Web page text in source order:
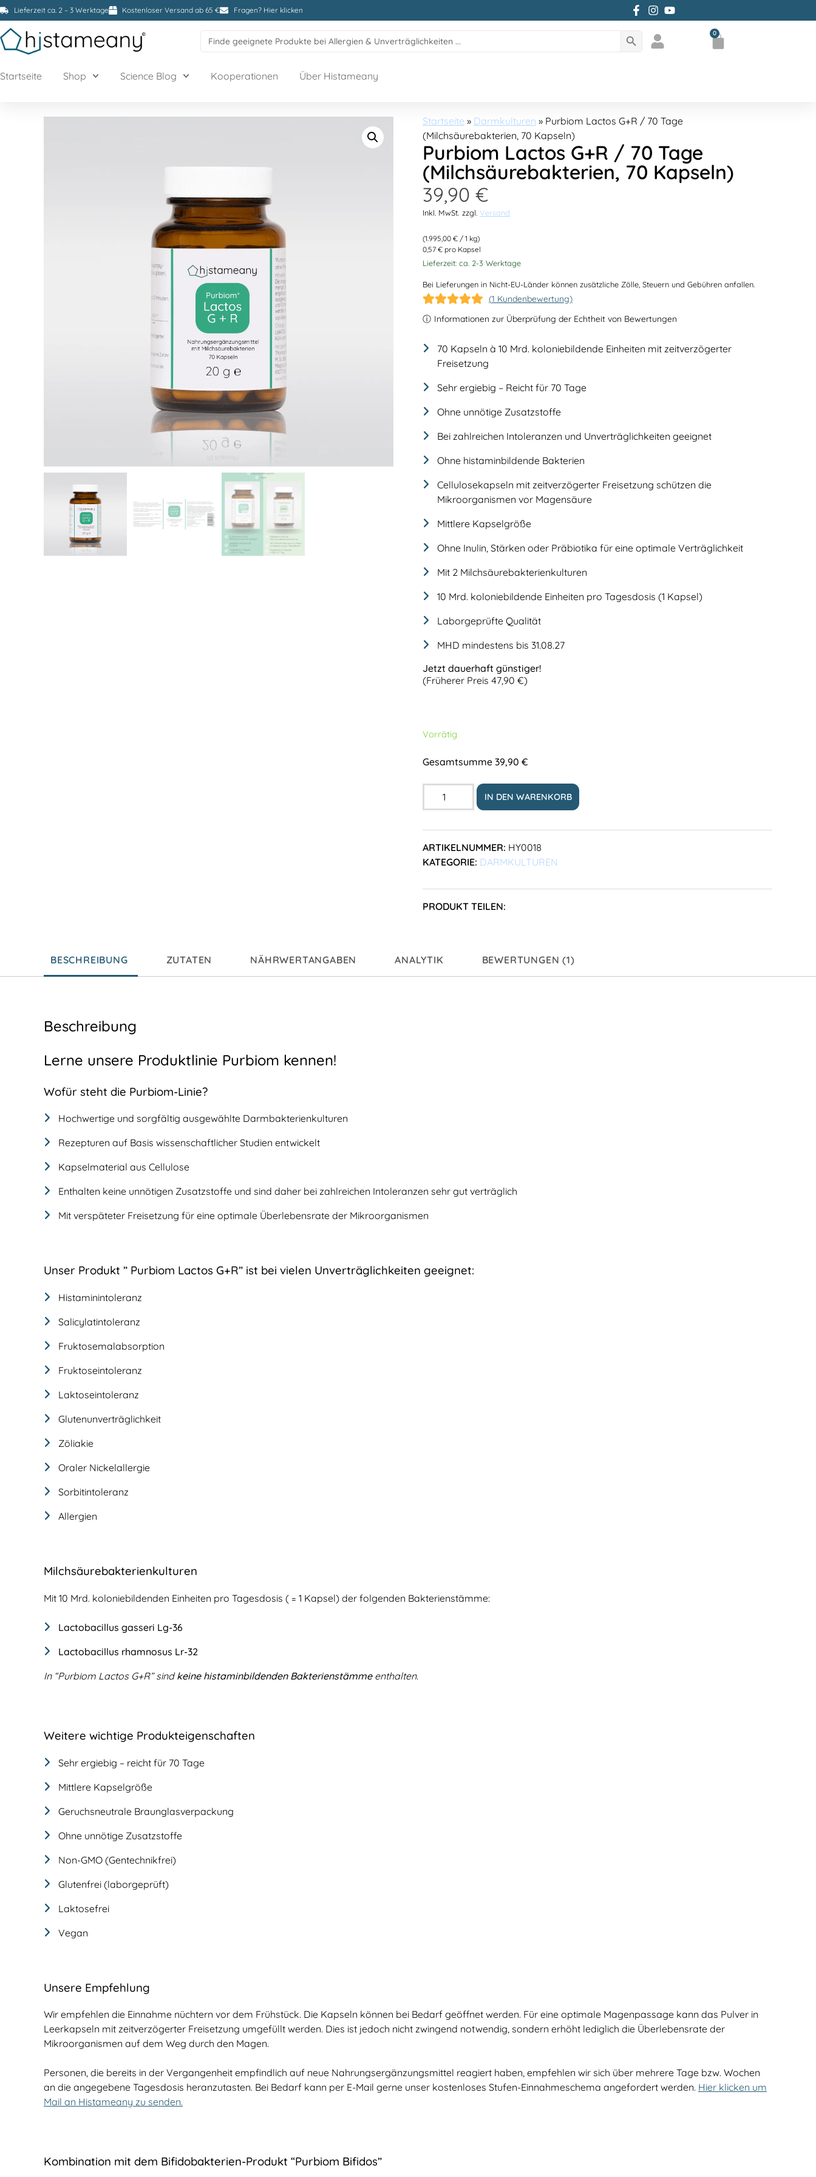
Lieferzeit ca. 2 – 3 Werktage Kostenloser Versand ab 65 € Fragen? Hier klicken
Zum facebbok Account von Histameany
Zum Instagram Account von
Zum YouTube Account von
for:
Mein Konto
0
Startseite Shop Science Blog Kooperationen Über Histameany
Startseite » Darmkulturen » Purbiom Lactos G+R / 70 Tage
(Milchsäurebakterien, 70 Kapseln)
Purbiom Lactos G+R / 70 Tage
(Milchsäurebakterien, 70 Kapseln)
39,90 €
Inkl. MwSt. zzgl. Versand
(1.995,00 € / 1 kg)
0,57 € pro Kapsel
Lieferzeit: ca. 2-3 Werktage
Bei Lieferungen in Nicht-EU-Länder können zusätzliche Zölle, Steuern und Gebühren anfallen.
Bewertet mit
5.00 von 5,
1
Kundenbewertung
ⓘ Informationen zur Überprüfung der Echtheit von Bewertungen
(1 Kundenbewertung)
70 Kapseln à 10 Mrd. koloniebildende Einheiten mit zeitverzögerter
Freisetzung
Sehr ergiebig – Reicht für 70 Tage
Ohne unnötige Zusatzstoffe
Bei zahlreichen Intoleranzen und Unverträglichkeiten geeignet
Ohne histaminbildende Bakterien
Cellulosekapseln mit zeitverzögerter Freisetzung schützen die
Mikroorganismen vor Magensäure
Mittlere Kapselgröße
Ohne Inulin, Stärken oder Präbiotika für eine optimale Verträglichkeit
Mit 2 Milchsäurebakterienkulturen
10 Mrd. koloniebildende Einheiten pro Tagesdosis (1 Kapsel)
Laborgeprüfte Qualität
MHD mindestens bis 31.08.27
Jetzt dauerhaft günstiger!
(Früherer Preis 47,90 €)
Vorrätig
Gesamtsumme 39,90 €
IN DEN WARENKORB
ARTIKELNUMMER: HY0018
KATEGORIE: DARMKULTUREN
PRODUKT TEILEN:
BESCHREIBUNG ZUTATEN NÄHRWERTANGABEN ANALYTIK BEWERTUNGEN (1)
Beschreibung
Lerne unsere Produktlinie Purbiom kennen!
Wofür steht die Purbiom-Linie?
Hochwertige und sorgfältig ausgewählte Darmbakterienkulturen
Rezepturen auf Basis wissenschaftlicher Studien entwickelt
Kapselmaterial aus Cellulose
Enthalten keine unnötigen Zusatzstoffe und sind daher bei zahlreichen Intoleranzen sehr gut verträglich
Mit verspäteter Freisetzung für eine optimale Überlebensrate der Mikroorganismen
Unser Produkt ” Purbiom Lactos G+R” ist bei vielen Unverträglichkeiten geeignet:
Histaminintoleranz
Salicylatintoleranz
Fruktosemalabsorption
Fruktoseintoleranz
Laktoseintoleranz
Glutenunverträglichkeit
Zöliakie
Oraler Nickelallergie
Sorbitintoleranz
Allergien
Milchsäurebakterienkulturen
Mit 10 Mrd. koloniebildenden Einheiten pro Tagesdosis ( = 1 Kapsel) der folgenden Bakterienstämme:
Lactobacillus gasseri Lg-36
Lactobacillus rhamnosus Lr-32
In “Purbiom Lactos G+R” sindkeine histaminbildenden Bakterienstämmeenthalten.
Weitere wichtige Produkteigenschaften
Sehr ergiebig – reicht für 70 Tage
Mittlere Kapselgröße
Geruchsneutrale Braunglasverpackung
Ohne unnötige Zusatzstoffe
Non-GMO (Gentechnikfrei)
Glutenfrei (laborgeprüft)
Laktosefrei
Vegan
Unsere Empfehlung
Wir empfehlen die Einnahme nüchtern vor dem Frühstück. Die Kapseln können bei Bedarf geöffnet werden. Für eine optimale Magenpassage kann das Pulver in
Leerkapseln mit zeitverzögerter Freisetzung umgefüllt werden. Dies ist jedoch nicht zwingend notwendig, sondern erhöht lediglich die Überlebensrate der
Mikroorganismen auf dem Weg durch den Magen.
Personen, die bereits in der Vergangenheit empfindlich auf neue Nahrungsergänzungsmittel reagiert haben, empfehlen wir sich über mehrere Tage bzw. Wochen
an die angegebene Tagesdosis heranzutasten. Bei Bedarf kann per E-Mail gerne unser kostenloses Stufen-Einnahmeschema angefordert werden. Hier klicken um
Mail an Histameany zu senden.
Kombination mit dem Bifidobakterien-Produkt “Purbiom Bifidos”